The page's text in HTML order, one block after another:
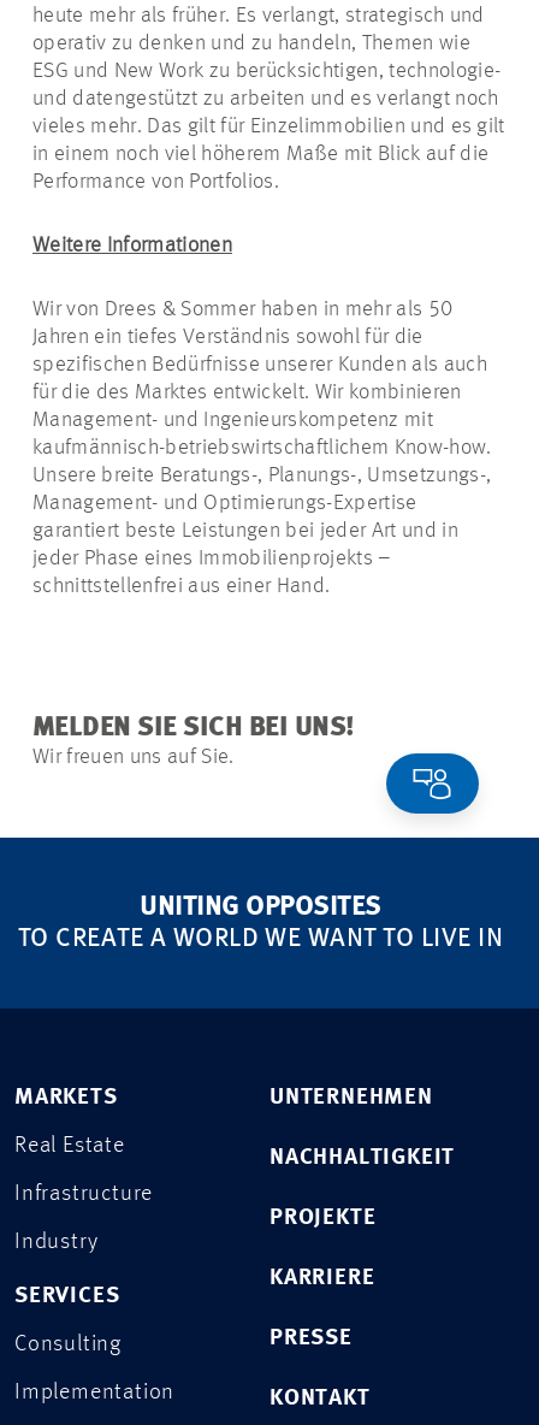
heute mehr als früher. Es verlangt, strategisch und
operativ zu denken und zu handeln, Themen wie
ESG und New Work zu berücksichtigen, technologie-
und datengestützt zu arbeiten und es verlangt noch
vieles mehr. Das gilt für Einzelimmobilien und es gilt
in einem noch viel höherem Maße mit Blick auf die
Performance von Portfolios.
Weitere Informationen
Wir von Drees & Sommer haben in mehr als 50
Jahren ein tiefes Verständnis sowohl für die
spezifischen Bedürfnisse unserer Kunden als auch
für die des Marktes entwickelt. Wir kombinieren
Management- und Ingenieurskompetenz mit
kaufmännisch-betriebswirtschaftlichem Know-how.
Unsere breite Beratungs-, Planungs-, Umsetzungs-,
Management- und Optimierungs-Expertise
garantiert beste Leistungen bei jeder Art und in
jeder Phase eines Immobilienprojekts –
schnittstellenfrei aus einer Hand.
MELDEN SIE SICH BEI UNS!
Wir freuen uns auf Sie.
UNITING OPPOSITES
TO CREATE A WORLD WE WANT TO LIVE IN
MARKETS
Real Estate
Infrastructure
Industry
SERVICES
Consulting
Implementation
UNTERNEHMEN
NACHHALTIGKEIT
PROJEKTE
KARRIERE
PRESSE
KONTAKT